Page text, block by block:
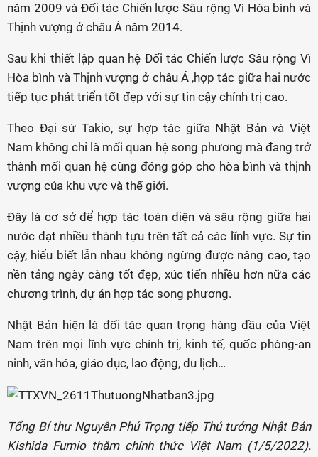
năm 2009 và Đối tác Chiến lược Sâu rộng Vì Hòa bình và
Thịnh vượng ở châu Á năm 2014.
Sau khi thiết lập quan hệ Đối tác Chiến lược Sâu rộng Vì
Hòa bình và Thịnh vượng ở châu Á ,hợp tác giữa hai nước
tiếp tục phát triển tốt đẹp với sự tin cậy chính trị cao.
Theo Đại sứ Takio, sự hợp tác giữa Nhật Bản và Việt
Nam không chỉ là mối quan hệ song phương mà đang trở
thành mối quan hệ cùng đóng góp cho hòa bình và thịnh
vượng của khu vực và thế giới.
Đây là cơ sở để hợp tác toàn diện và sâu rộng giữa hai
nước đạt nhiều thành tựu trên tất cả các lĩnh vực. Sự tin
cậy, hiểu biết lẫn nhau không ngừng được nâng cao, tạo
nền tảng ngày càng tốt đẹp, xúc tiến nhiều hơn nữa các
chương trình, dự án hợp tác song phương.
Nhật Bản hiện là đối tác quan trọng hàng đầu của Việt
Nam trên mọi lĩnh vực chính trị, kinh tế, quốc phòng-an
ninh, văn hóa, giáo dục, lao động, du lịch…
Tổng Bí thư Nguyễn Phú Trọng tiếp Thủ tướng Nhật Bản
Kishida Fumio thăm chính thức Việt Nam (1/5/2022).